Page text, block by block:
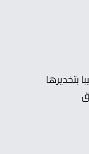
بتخديرها